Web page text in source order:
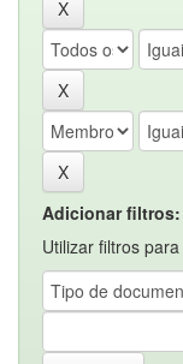
Adicionar filtros:
Utilizar filtros